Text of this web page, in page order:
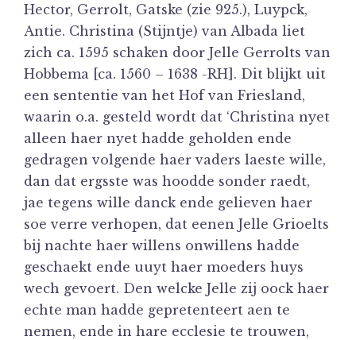
Hector, Gerrolt, Gatske (zie 925.), Luypck,
Antie. Christina (Stijntje) van Albada liet
zich ca. 1595 schaken door Jelle Gerrolts van
Hobbema [ca. 1560 – 1638 -RH]. Dit blijkt uit
een sententie van het Hof van Friesland,
waarin o.a. gesteld wordt dat ‘Christina nyet
alleen haer nyet hadde geholden ende
gedragen volgende haer vaders laeste wille,
dan dat ergsste was hoodde sonder raedt,
jae tegens wille danck ende gelieven haer
soe verre verhopen, dat eenen Jelle Grioelts
bij nachte haer willens onwillens hadde
geschaekt ende uuyt haer moeders huys
wech gevoert. Den welcke Jelle zij oock haer
echte man hadde gepretenteert aen te
nemen, ende in hare ecclesie te trouwen,